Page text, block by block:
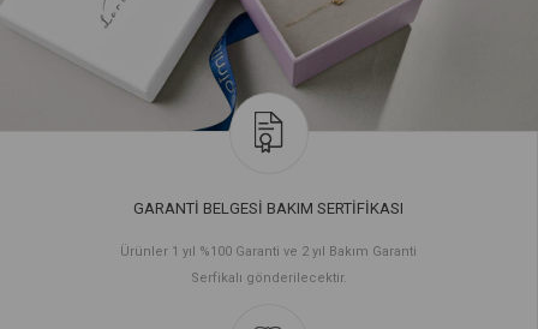
GARANTİ BELGESİ BAKIM SERTİFİKASI
Ürünler 1 yıl %100 Garanti ve 2 yıl Bakım Garanti
Serfikalı gönderilecektir.